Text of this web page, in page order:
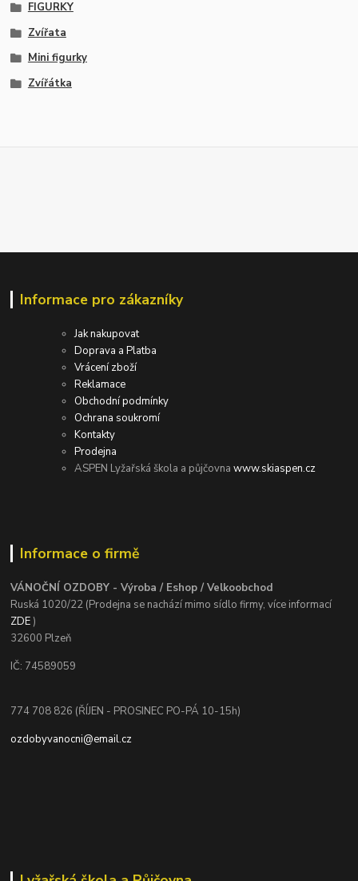
FIGURKY
Zvířata
Mini figurky
Zvířátka
Informace pro zákazníky
Jak nakupovat
Doprava a Platba
Vrácení zboží
Reklamace
Obchodní podmínky
Ochrana soukromí
Kontakty
Prodejna
ASPEN Lyžařská škola a půjčovnawww.skiaspen.cz
Informace o firmě
VÁNOČNÍ OZDOBY - Výroba / Eshop / Velkoobchod
Ruská 1020/22 (Prodejna se nachází mimo sídlo firmy, více informací
ZDE)
32600 Plzeň
IČ: 74589059
774 708 826 (ŘÍJEN - PROSINEC PO-PÁ 10-15h)
ozdobyvanocni@email.cz